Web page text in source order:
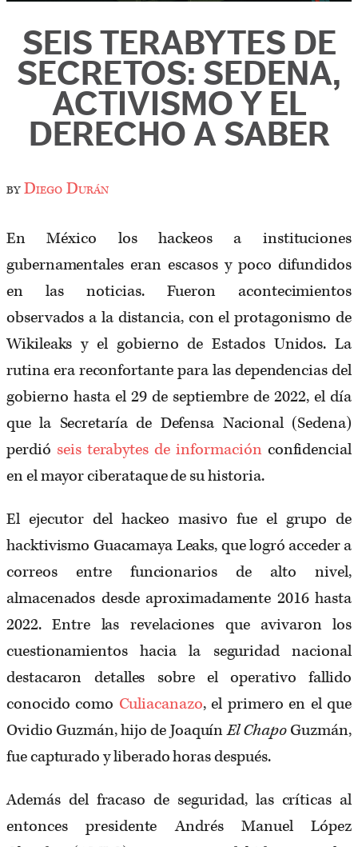
SEIS TERABYTES DE
SECRETOS: SEDENA,
ACTIVISMO Y EL
DERECHO A SABER
byDiego Durán
En México los hackeos a instituciones
gubernamentales eran escasos y poco difundidos
en las noticias. Fueron acontecimientos
observados a la distancia, con el protagonismo de
Wikileaks y el gobierno de Estados Unidos. La
rutina era reconfortante para las dependencias del
gobierno hasta el 29 de septiembre de 2022, el día
que la Secretaría de Defensa Nacional (Sedena)
perdió seis terabytes de informaciónconfidencial
en el mayor ciberataque de su historia.
El ejecutor del hackeo masivo fue el grupo de
hacktivismo Guacamaya Leaks, que logró acceder a
correos entre funcionarios de alto nivel,
almacenados desde aproximadamente 2016 hasta
2022. Entre las revelaciones que avivaron los
cuestionamientos hacia la seguridad nacional
destacaron detalles sobre el operativo fallido
conocido como Culiacanazo, el primero en el que
Ovidio Guzmán, hijo de JoaquínEl ChapoGuzmán,
fue capturado y liberado horas después.
Además del fracaso de seguridad, las críticas al
entonces presidente Andrés Manuel López